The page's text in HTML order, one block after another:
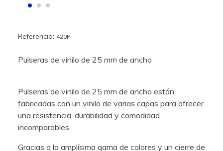
Referencia: 420P
Pulseras de vinilo de 25 mm de ancho
Pulseras de vinilo de 25 mm de ancho están
fabricadas con un vinilo de varias capas para ofrecer
una resistencia, durabilidad y comodidad
incomparables.
Gracias a la amplísima gama de colores y un cierre de